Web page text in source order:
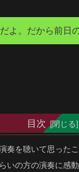
よ。だから前日
目次
奏を聴いて思った
いの方の演奏に感動